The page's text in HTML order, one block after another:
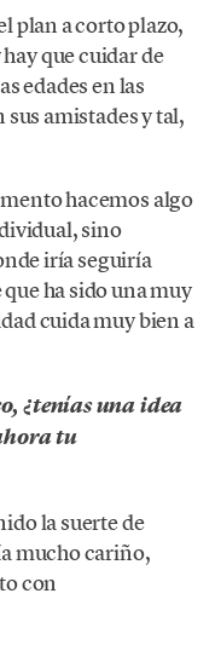
plan a corto plazo,
que cuidar de
edades en las
amistades y tal,
hacemos algo
sino
iría seguiría
ha sido una muy
cuida muy bien a
¿tenías una idea
tu
la suerte de
mucho cariño,
con